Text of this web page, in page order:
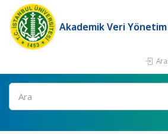
Akademik Veri
Ara